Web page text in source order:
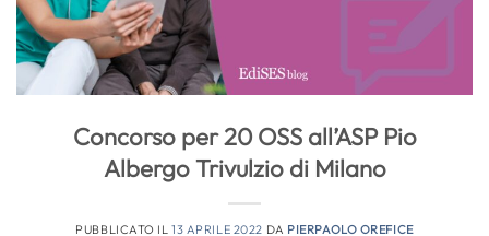
Concorso per 20 OSS all’ASP Pio
Albergo Trivulzio di Milano
PUBBLICATO IL13 APRILE 2022 DA PIERPAOLO OREFICE